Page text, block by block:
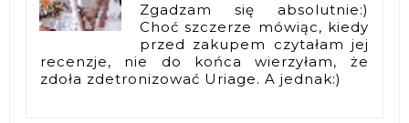
Zgadzam się absolutnie:)
Choć szczerze mówiąc, kiedy
przed zakupem czytałam jej
recenzje, nie do końca wierzyłam, że
zdoła zdetronizować Uriage. A jednak:)